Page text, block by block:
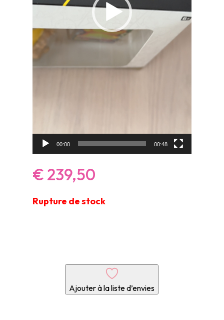
00:00 00:48
€ 239,50
Rupture de stock
Ajouter à la liste d’envies